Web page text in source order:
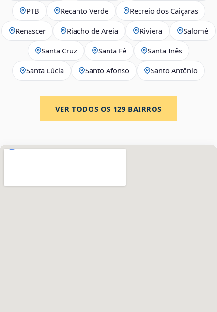
PTB Recanto Verde Recreio dos Caiçaras
Renascer Riacho de Areia Riviera Salomé
Santa Cruz Santa Fé Santa Inês
Santa Lúcia Santo Afonso Santo Antônio
VER TODOS OS 129 BAIRROS